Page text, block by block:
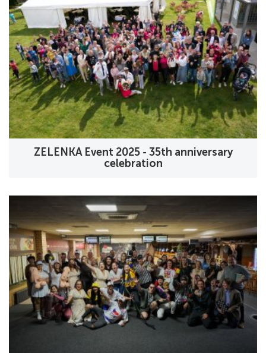
ZELENKA Event 2025 - 35th anniversary
celebration